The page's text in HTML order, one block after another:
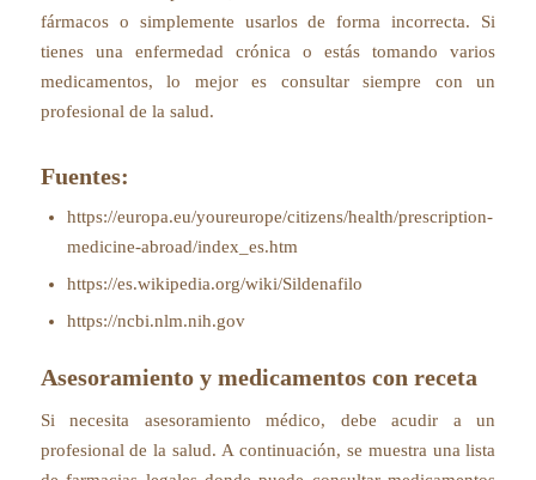
fármacos o simplemente usarlos de forma incorrecta. Si
tienes una enfermedad crónica o estás tomando varios
medicamentos, lo mejor es consultar siempre con un
profesional de la salud.
Fuentes:
https://europa.eu/youreurope/citizens/health/prescription-
medicine-abroad/index_es.htm
https://es.wikipedia.org/wiki/Sildenafilo
https://ncbi.nlm.nih.gov
Asesoramiento y medicamentos con receta
Si necesita asesoramiento médico, debe acudir a un
profesional de la salud. A continuación, se muestra una lista